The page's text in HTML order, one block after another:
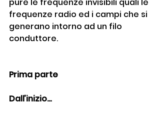
frequenze radio ed i campi che si
generano intorno ad un filo
conduttore.
Prima parte
Dall’inizio…